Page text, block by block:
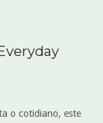
o cotidiano, este